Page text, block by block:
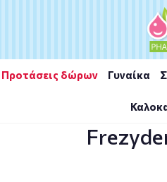
Προτάσεις δώρων Γυναίκα